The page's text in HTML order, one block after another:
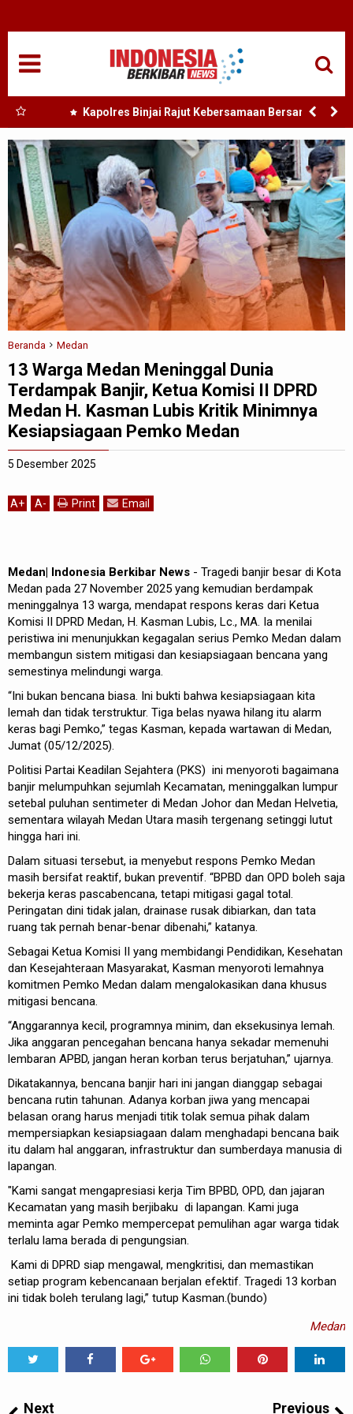
Kapolres Binjai Rajut Kebersamaan Bersama
Komunitas Ojek Online Kota Binjai
Beranda Medan
13 Warga Medan Meninggal Dunia
Terdampak Banjir, Ketua Komisi II DPRD
Medan H. Kasman Lubis Kritik Minimnya
Kesiapsiagaan Pemko Medan
5 Desember 2025
A+ A- Print Email
Medan| Indonesia Berkibar News - Tragedi banjir besar di Kota
Medan pada 27 November 2025 yang kemudian berdampak
meninggalnya 13 warga, mendapat respons keras dari Ketua
Komisi II DPRD Medan, H. Kasman Lubis, Lc., MA. Ia menilai
peristiwa ini menunjukkan kegagalan serius Pemko Medan dalam
membangun sistem mitigasi dan kesiapsiagaan bencana yang
semestinya melindungi warga.
“Ini bukan bencana biasa. Ini bukti bahwa kesiapsiagaan kita
lemah dan tidak terstruktur. Tiga belas nyawa hilang itu alarm
keras bagi Pemko,” tegas Kasman, kepada wartawan di Medan,
Jumat (05/12/2025).
Politisi Partai Keadilan Sejahtera (PKS) ini menyoroti bagaimana
banjir melumpuhkan sejumlah Kecamatan, meninggalkan lumpur
setebal puluhan sentimeter di Medan Johor dan Medan Helvetia,
sementara wilayah Medan Utara masih tergenang setinggi lutut
hingga hari ini.
Dalam situasi tersebut, ia menyebut respons Pemko Medan
masih bersifat reaktif, bukan preventif. “BPBD dan OPD boleh saja
bekerja keras pascabencana, tetapi mitigasi gagal total.
Peringatan dini tidak jalan, drainase rusak dibiarkan, dan tata
ruang tak pernah benar-benar dibenahi,” katanya.
Sebagai Ketua Komisi II yang membidangi Pendidikan, Kesehatan
dan Kesejahteraan Masyarakat, Kasman menyoroti lemahnya
komitmen Pemko Medan dalam mengalokasikan dana khusus
mitigasi bencana.
“Anggarannya kecil, programnya minim, dan eksekusinya lemah.
Jika anggaran pencegahan bencana hanya sekadar memenuhi
lembaran APBD, jangan heran korban terus berjatuhan,” ujarnya.
Dikatakannya, bencana banjir hari ini jangan dianggap sebagai
bencana rutin tahunan. Adanya korban jiwa yang mencapai
belasan orang harus menjadi titik tolak semua pihak dalam
mempersiapkan kesiapsiagaan dalam menghadapi bencana baik
itu dalam hal anggaran, infrastruktur dan sumberdaya manusia di
lapangan.
"Kami sangat mengapresiasi kerja Tim BPBD, OPD, dan jajaran
Kecamatan yang masih berjibaku di lapangan. Kami juga
meminta agar Pemko mempercepat pemulihan agar warga tidak
terlalu lama berada di pengungsian.
Kami di DPRD siap mengawal, mengkritisi, dan memastikan
setiap program kebencanaan berjalan efektif. Tragedi 13 korban
ini tidak boleh terulang lagi,” tutup Kasman.(bundo)
Medan
Next Previous
NASIONAL
SUMUT
MEDAN
TANJUNGBALAI
ACEH
EDUKASI
ADVETORIAL
REDAKSI